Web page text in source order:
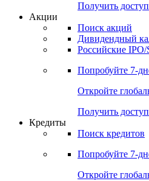
Получить доступ
Акции
Поиск акций
Дивидендный
Российские IPO/
Попробуйте 7-
Откройте
Получить доступ
Кредиты
Поиск кредитов
Попробуйте 7-
Откройте